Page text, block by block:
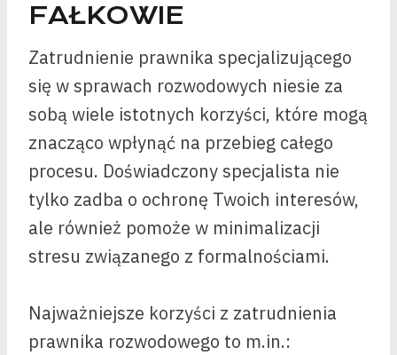
FAŁKOWIE
Zatrudnienie prawnika specjalizującego
się w sprawach rozwodowych niesie za
sobą wiele istotnych korzyści, które mogą
znacząco wpłynąć na przebieg całego
procesu. Doświadczony specjalista nie
tylko zadba o ochronę Twoich interesów,
ale również pomoże w minimalizacji
stresu związanego z formalnościami.
Najważniejsze korzyści z zatrudnienia
prawnika rozwodowego to m.in.: